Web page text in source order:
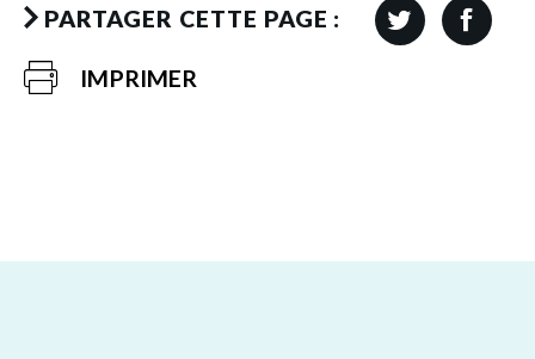
PARTAGER CETTE PAGE :
IMPRIMER